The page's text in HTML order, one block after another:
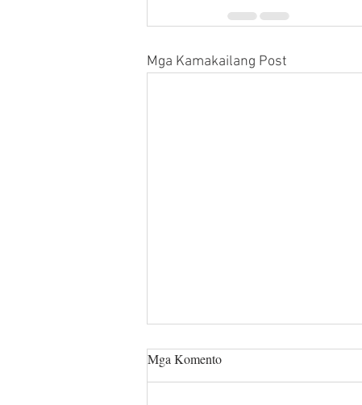
Mga Kamakailang Post
Pinakamahusay na Lugar para sa
Mga Komento